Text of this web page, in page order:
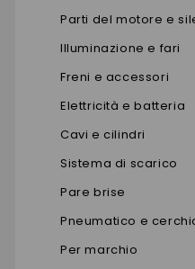
Parti del motore e
Illuminazione e fari
Freni e accessori
Elettricità e batteria
Cavi e cilindri
Sistema di scarico
Pare brise
Pneumatico e
Per marchio